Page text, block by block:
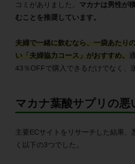
コミがありました。 マカナは男性が
むことを推奨しています。
夫婦で一緒に飲むなら、一袋あたり
い「夫婦協力コース」がおすすめ。
43％OFFで購入できるだけでなく、
マカナ葉酸サプリの悪
主要ECサイトをリサーチした結果、
く以下の3つでした。